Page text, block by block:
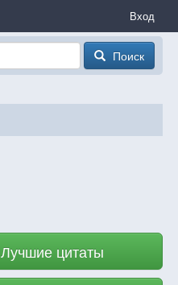
Вход
Поиск
Лучшие цитаты